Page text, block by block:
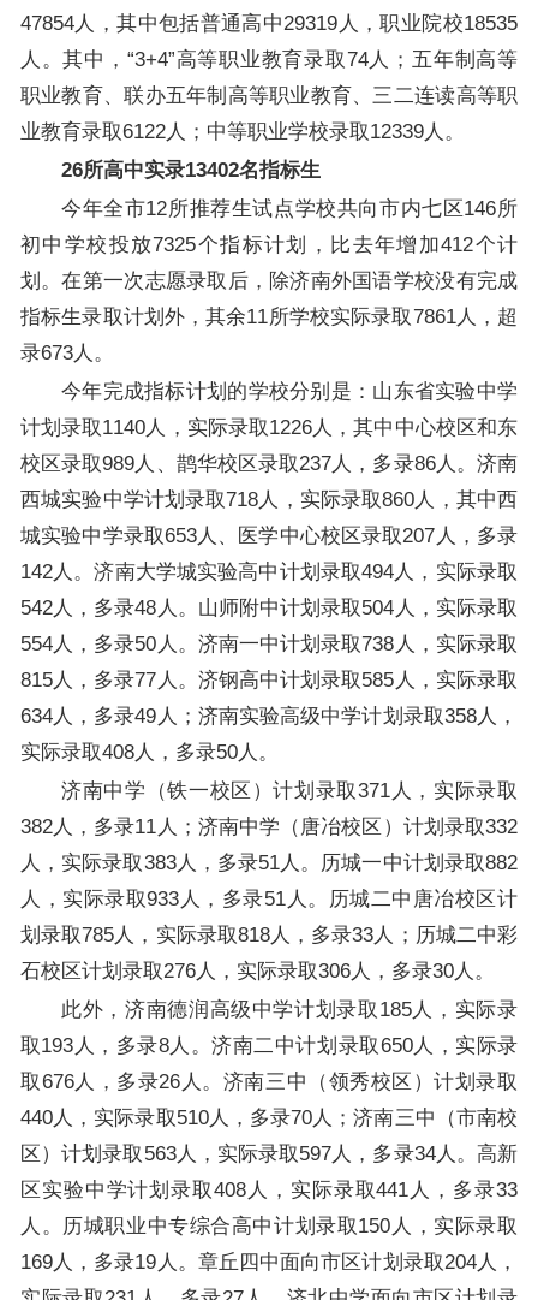
47854人，其中包括普通高中29319人，职业院校18535
人。其中，“3+4”高等职业教育录取74人；五年制高等
职业教育、联办五年制高等职业教育、三二连读高等职
业教育录取6122人；中等职业学校录取12339人。
26所高中实录13402名指标生
今年全市12所推荐生试点学校共向市内七区146所
初中学校投放7325个指标计划，比去年增加412个计
划。在第一次志愿录取后，除济南外国语学校没有完成
指标生录取计划外，其余11所学校实际录取7861人，超
录673人。
今年完成指标计划的学校分别是：山东省实验中学
计划录取1140人，实际录取1226人，其中中心校区和东
校区录取989人、鹊华校区录取237人，多录86人。济南
西城实验中学计划录取718人，实际录取860人，其中西
城实验中学录取653人、医学中心校区录取207人，多录
142人。济南大学城实验高中计划录取494人，实际录取
542人，多录48人。山师附中计划录取504人，实际录取
554人，多录50人。济南一中计划录取738人，实际录取
815人，多录77人。济钢高中计划录取585人，实际录取
634人，多录49人；济南实验高级中学计划录取358人，
实际录取408人，多录50人。
济南中学（铁一校区）计划录取371人，实际录取
382人，多录11人；济南中学（唐冶校区）计划录取332
人，实际录取383人，多录51人。历城一中计划录取882
人，实际录取933人，多录51人。历城二中唐冶校区计
划录取785人，实际录取818人，多录33人；历城二中彩
石校区计划录取276人，实际录取306人，多录30人。
此外，济南德润高级中学计划录取185人，实际录
取193人，多录8人。济南二中计划录取650人，实际录
取676人，多录26人。济南三中（领秀校区）计划录取
440人，实际录取510人，多录70人；济南三中（市南校
区）计划录取563人，实际录取597人，多录34人。高新
区实验中学计划录取408人，实际录取441人，多录33
人。历城职业中专综合高中计划录取150人，实际录取
169人，多录19人。章丘四中面向市区计划录取204人，